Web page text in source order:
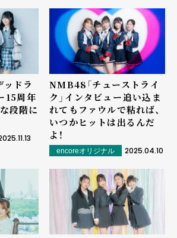
ドラ
周年
段階に
NMB48「チューストライ
ク」インタビュー――追い込ま
れてもファウルで粘れば、
いつかヒットは出るんだ
よ！
encoreオリジナル 2025.04.10